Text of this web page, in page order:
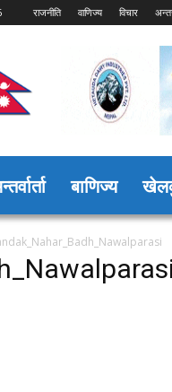
राजनीति वाणिज्य विचार
बाणिज्य